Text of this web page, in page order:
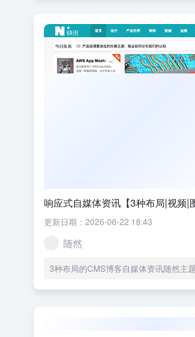
响应式自媒体资讯【3种布局|视频|
更新日期：2026-06-22 18:43
随然
3种布局的CMS博客自媒体资讯随然主题